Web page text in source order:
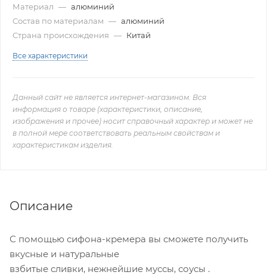
Материал — алюминий
Состав по материалам — алюминий
Страна происхождения — Китай
Все характеристики
Данный сайт не является интернет-магазином. Вся
информация о товаре (характеристики, описание,
изображения и прочее) носит справочный характер и может не
в полной мере соответствовать реальным свойствам и
характеристикам изделия.
Описание
С помощью сифона-кремера вы сможете получить
вкусные и натуральные
взбитые сливки, нежнейшие муссы, соусы .